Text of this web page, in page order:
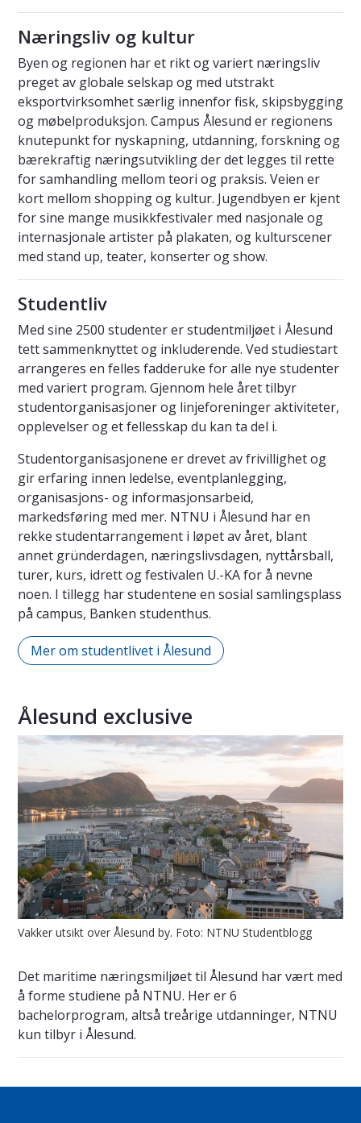
Næringsliv og kultur
Byen og regionen har et rikt og variert næringsliv
preget av globale selskap og med utstrakt
eksportvirksomhet særlig innenfor fisk, skipsbygging
og møbelproduksjon. Campus Ålesund er regionens
knutepunkt for nyskapning, utdanning, forskning og
bærekraftig næringsutvikling der det legges til rette
for samhandling mellom teori og praksis. Veien er
kort mellom shopping og kultur. Jugendbyen er kjent
for sine mange musikkfestivaler med nasjonale og
internasjonale artister på plakaten, og kulturscener
med stand up, teater, konserter og show.
Studentliv
Med sine 2500 studenter er studentmiljøet i Ålesund
tett sammenknyttet og inkluderende. Ved studiestart
arrangeres en felles fadderuke for alle nye studenter
med variert program. Gjennom hele året tilbyr
studentorganisasjoner og linjeforeninger aktiviteter,
opplevelser og et fellesskap du kan ta del i.
Studentorganisasjonene er drevet av frivillighet og
gir erfaring innen ledelse, eventplanlegging,
organisasjons- og informasjonsarbeid,
markedsføring med mer. NTNU i Ålesund har en
rekke studentarrangement i løpet av året, blant
annet gründerdagen, næringslivsdagen, nyttårsball,
turer, kurs, idrett og festivalen U.-KA for å nevne
noen. I tillegg har studentene en sosial samlingsplass
på campus, Banken studenthus.
Mer om studentlivet i Ålesund
Ålesund exclusive
Vakker utsikt over Ålesund by. Foto: NTNU Studentblogg
Det maritime næringsmiljøet til Ålesund har vært med
å forme studiene på NTNU. Her er 6
bachelorprogram, altså treårige utdanninger, NTNU
kun tilbyr i Ålesund.